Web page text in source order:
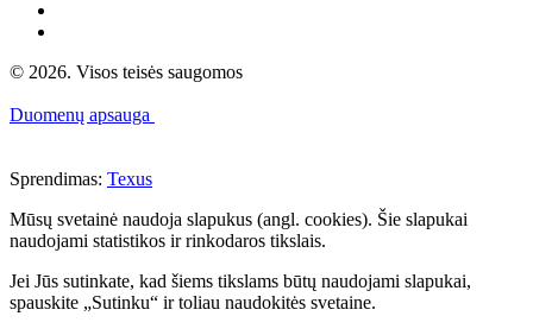
© 2026. Visos teisės saugomos
Duomenų apsauga
Sprendimas: Texus
Mūsų svetainė naudoja slapukus (angl. cookies). Šie slapukai
naudojami statistikos ir rinkodaros tikslais.
Jei Jūs sutinkate, kad šiems tikslams būtų naudojami slapukai,
spauskite „Sutinku“ ir toliau naudokitės svetaine.